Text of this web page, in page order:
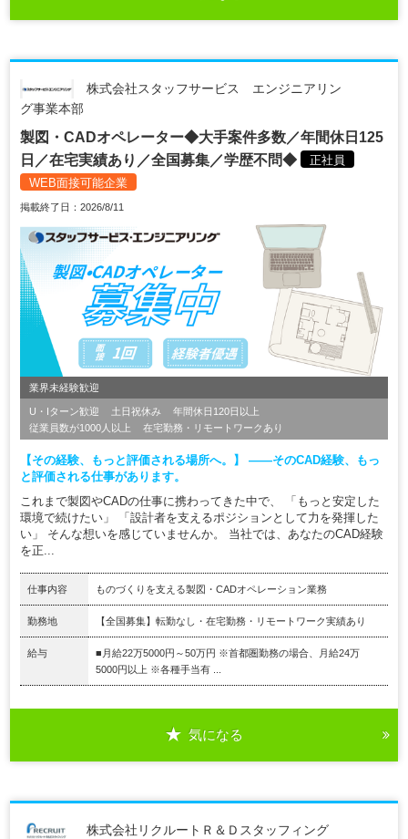
株式会社スタッフサービス エンジニアリン
グ事業本部
製図・CADオペレーター◆大手案件多数／年間休日125
日／在宅実績あり／全国募集／学歴不問◆
正社員
WEB面接可能企業
掲載終了日：2026/8/11
業界未経験歓迎
U・Iターン歓迎 土日祝休み
年間休日120日以上
従業員数が1000人以上
在宅勤務・リモートワークあり
【その経験、もっと評価される場所へ。】 ――そのCAD経験、もっ
と評価される仕事があります。
これまで製図やCADの仕事に携わってきた中で、 「もっと安定した
環境で続けたい」 「設計者を支えるポジションとして力を発揮した
い」 そんな想いを感じていませんか。 当社では、あなたのCAD経験
を正...
仕事内容 ものづくりを支える製図・CADオペレーション業務
勤務地 【全国募集】転勤なし・在宅勤務・リモートワーク実績あり
給与
■月給22万5000円～50万円 ※首都圏勤務の場合、月給24万
5000円以上 ※各種手当有 ...
気になる
株式会社リクルートＲ＆Ｄスタッフィング